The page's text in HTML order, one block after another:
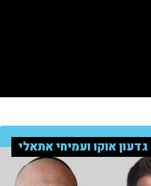
גדעון אוקו ועמיחי אתאלי